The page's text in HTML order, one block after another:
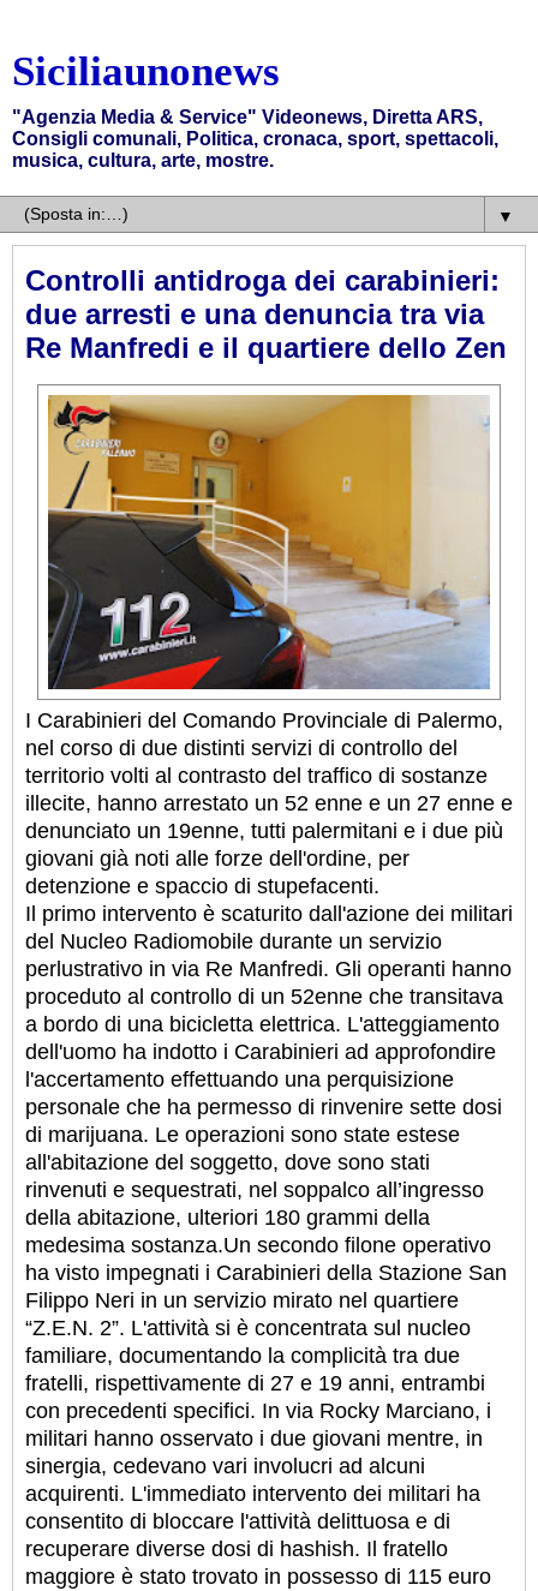
Siciliaunonews
"Agenzia Media & Service" Videonews, Diretta ARS,
Consigli comunali, Politica, cronaca, sport, spettacoli,
musica, cultura, arte, mostre.
▼
Controlli antidroga dei carabinieri:
due arresti e una denuncia tra via
Re Manfredi e il quartiere dello Zen
I Carabinieri del Comando Provinciale di Palermo,
nel corso di due distinti servizi di controllo del
territorio volti al contrasto del traffico di sostanze
illecite, hanno arrestato un 52 enne e un 27 enne e
denunciato un 19enne, tutti palermitani e i due più
giovani già noti alle forze dell'ordine, per
detenzione e spaccio di stupefacenti.
Il primo intervento è scaturito dall'azione dei militari
del Nucleo Radiomobile durante un servizio
perlustrativo in via Re Manfredi. Gli operanti hanno
proceduto al controllo di un 52enne che transitava
a bordo di una bicicletta elettrica. L'atteggiamento
dell'uomo ha indotto i Carabinieri ad approfondire
l'accertamento effettuando una perquisizione
personale che ha permesso di rinvenire sette dosi
di marijuana. Le operazioni sono state estese
all'abitazione del soggetto, dove sono stati
rinvenuti e sequestrati, nel soppalco all’ingresso
della abitazione, ulteriori 180 grammi della
medesima sostanza.Un secondo filone operativo
ha visto impegnati i Carabinieri della Stazione San
Filippo Neri in un servizio mirato nel quartiere
“Z.E.N. 2”. L'attività si è concentrata sul nucleo
familiare, documentando la complicità tra due
fratelli, rispettivamente di 27 e 19 anni, entrambi
con precedenti specifici. In via Rocky Marciano, i
militari hanno osservato i due giovani mentre, in
sinergia, cedevano vari involucri ad alcuni
acquirenti. L'immediato intervento dei militari ha
consentito di bloccare l'attività delittuosa e di
recuperare diverse dosi di hashish. Il fratello
maggiore è stato trovato in possesso di 115 euro